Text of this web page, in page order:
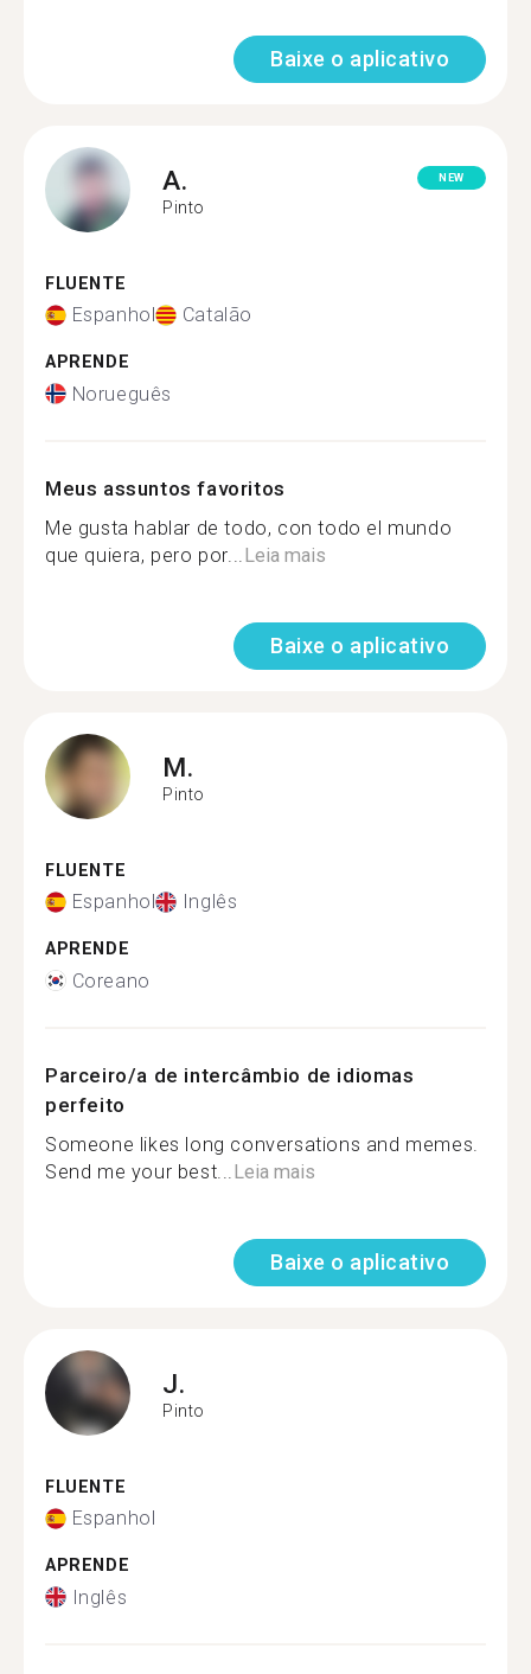
Baixe o aplicativo
A.
Pinto
NEW
FLUENTE
Espanhol Catalão
APRENDE
Norueguês
Meus assuntos favoritos
Me gusta hablar de todo, con todo el mundo
que quiera, pero por... Leia mais
Baixe o aplicativo
M.
Pinto
FLUENTE
Espanhol Inglês
APRENDE
Coreano
Parceiro/a de intercâmbio de idiomas
perfeito
Someone likes long conversations and memes.
Send me your best... Leia mais
Baixe o aplicativo
J.
Pinto
FLUENTE
Espanhol
APRENDE
Inglês